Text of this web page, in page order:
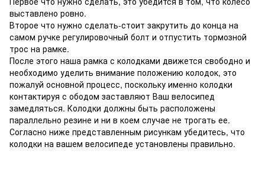
выставлено ровно.
Второе что нужно сделать-стоит закрутить до конца на
самом ручке регулировочный болт и отпустить тормозной
трос на рамке.
После этого наша рамка с колодками движется свободно и
необходимо уделить внимание положению колодок, это
пожалуй основной процесс, поскольку именно колодки
контактируя с ободом заставляют Ваш велосипед
замедляться. Колодки должны быть расположены
параллельно резине и ни в коем случае не трогать ее.
Согласно ниже представленным рисункам убедитесь, что
колодки на вашем велосипеде установлены правильно.